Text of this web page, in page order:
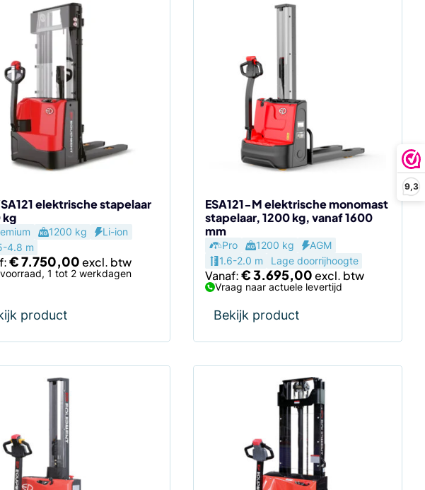
9,3
elektrische stapelaar
kg
1200 kg
Li-ion
4.8 m
€7.750,00
1 tot 2 werkdagen
product
ESA121-M elektrische monomast
stapelaar, 1200 kg, vanaf 1600
mm
Pro 1200 kg
AGM
1.6-2.0 m
Lage doorrijhoogte
Vanaf:€3.695,00
Vraag naar actuele levertijd
Bekijk product
meerdere
variaties.
gekozen
de
productpagina
meerdere
variaties.